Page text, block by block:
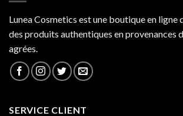
Lunea Cosmetics est une boutique en ligne
des produits authentiques en provenances
agrées.
SERVICE CLIENT